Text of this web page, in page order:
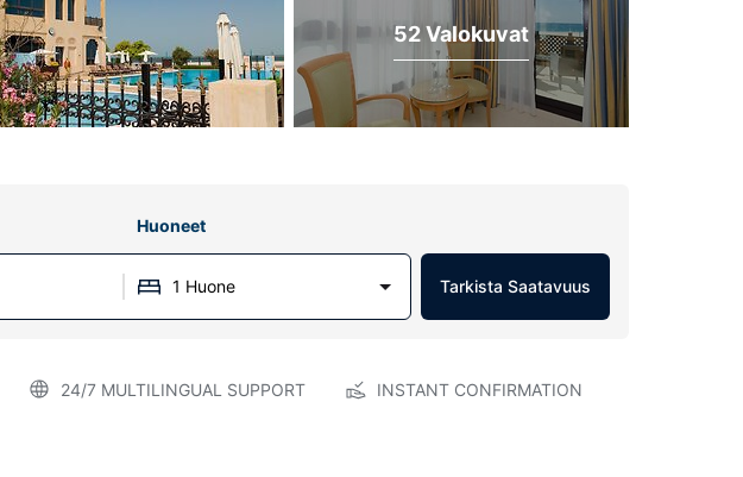
52 Valokuvat
Huoneet
1 Huone Tarkista Saatavuus
24/7 MULTILINGUAL SUPPORT INSTANT CONFIRMATION